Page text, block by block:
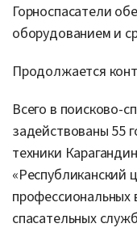
Горноспасатели
оборудованием и
Продолжается
Всего в поисково-
задействованы 55
техники
«Республиканский
профессиональных
спасательных